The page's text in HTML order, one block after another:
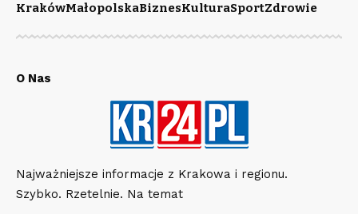
KrakówMałopolskaBiznesKulturaSportZdrowie
O Nas
Najważniejsze informacje z Krakowa i regionu.
Szybko. Rzetelnie. Na temat